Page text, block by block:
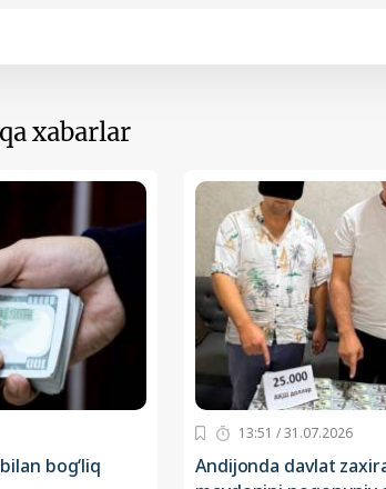
xabarlar
bog‘liq
13:51 / 31.07.2026
Andijonda davlat